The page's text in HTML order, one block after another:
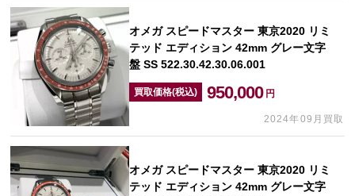
オメガ スピードマスター 東京2020 リミ
テッド エディション 42mm グレー文字
盤 SS 522.30.42.30.06.001
買取価格(税込) 950,000 円
2024年09月買取
オメガ スピードマスター 東京2020 リミ
テッド エディション 42mm グレー文字